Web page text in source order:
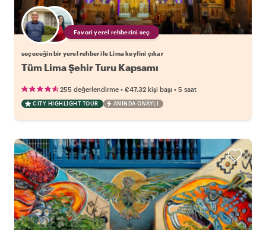
Favori yerel rehberini seç
seçeceğin bir yerel rehber ile Lima keyfini çıkar
Tüm Lima Şehir Turu Kapsamı
255 değerlendirme • €47.32 kişi başı • 5 saat
CITY HIGHLIGHT TOUR ANINDA ONAYLI